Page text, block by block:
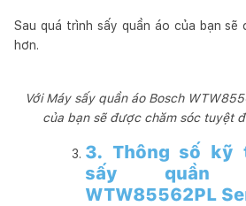
Sau quá trình sấy quần áo của bạn
hơn.
Với Máy sấy quần áo Bosch
của bạn sẽ được chăm sóc tuyệt
3. Thông số kỹ
sấy quần
WTW85562PL